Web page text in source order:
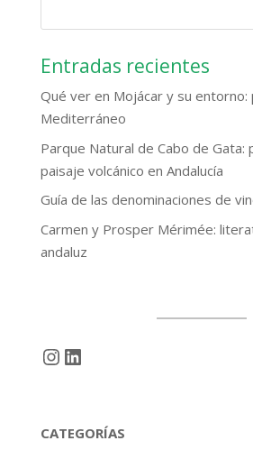
Entradas recientes
Qué ver en Mojácar y su entorno:
Mediterráneo
Parque Natural de Cabo de Gata:
paisaje volcánico en Andalucía
Guía de las denominaciones de
Carmen y Prosper Mérimée:
andaluz
Instagram
LinkedIn
CATEGORÍAS